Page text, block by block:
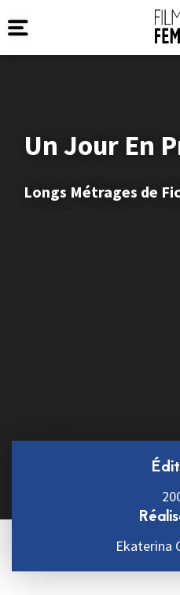
Un Jour En
Longs Métrages de
Ekaterina